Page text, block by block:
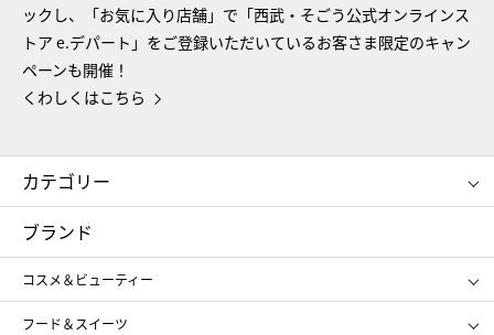
ックし、「お気に入り店舗」で「西武・そごう公式オンラインス
トア e.デパート」をご登録いただいているお客さま限定のキャン
ペーンも開催！
くわしくはこちら
カテゴリー
コスメ＆ビューティー
ギフト
レディース
メンズ
スポーツ・アウトドア
ブランド
コスメ＆ビューティー
SHISEIDO
フード＆スイーツ